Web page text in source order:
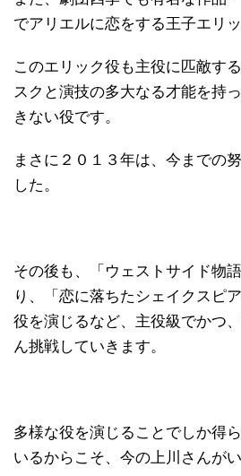
でアリエルに恋をする王子エリ
このエリック役も主役に匹敵す
スクと演技の多大なる才能を持
きない役です。
まさに２０１３年は、今までの
した。
その後も、「ウェストサイド物
り、「恋に落ちたシェイクスピ
役を演じるなど、主役級でかつ
ん挑戦していきます。
多様な役を演じることでしか得
いるからこそ、今の上川さんが